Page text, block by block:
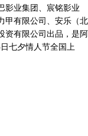
影业集团、宸铭影业
甲有限公司、安乐（北
资有限公司出品，是阿
七夕情人节全国上